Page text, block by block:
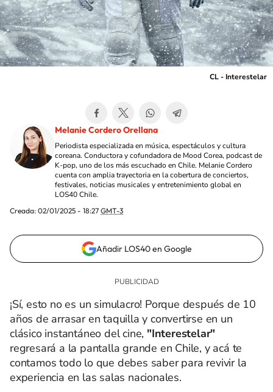
CL - Interestelar
Melanie Cordero Orellana
Periodista especializada en música, espectáculos y cultura
coreana. Conductora y cofundadora de Mood Corea, podcast de
K-pop, uno de los más escuchado en Chile. Melanie Cordero
cuenta con amplia trayectoria en la cobertura de conciertos,
festivales, noticias musicales y entretenimiento global en
LOS40 Chile.
Creada: 02/01/2025 - 18:27 GMT-3
Añadir LOS40 en Google
¡Sí, esto no es un simulacro! Porque después de 10
años de arrasar en taquilla y convertirse en un
clásico instantáneo del cine, "Interestelar"
regresará a la pantalla grande en Chile, y acá te
contamos todo lo que debes saber para revivir la
experiencia en las salas nacionales.